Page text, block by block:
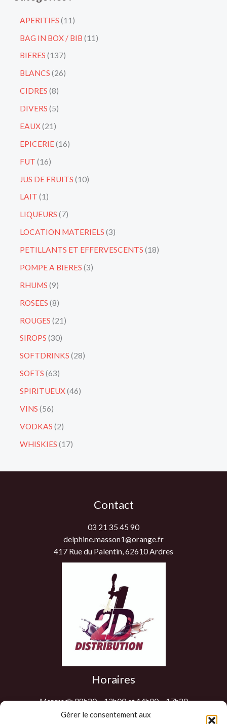
Gérer le consentement aux
APERITIFS 11
BAG IN BOX / BIB 11
BIERES 137
BLANCS 26
CIDRES 8
DIVERS 5
EAUX 21
EPICERIE 16
FUT 16
JUS DE FRUITS 10
LAIT 1
LIQUEURS 7
LOCATION MATERIELS 3
PETILLANTS ET EFFERVESCENTS 18
POMPE A BIERES 3
RHUMS 9
ROSEES 8
ROUGES 21
SIROPS 30
SOFTDRINKS 28
SOFTS 63
SPIRITUEUX 46
VINS 56
VODKAS 2
WHISKIES 17
Contact
03 21 35 45 90
delphine.masson1@orange.fr
417 Rue du Palentin, 62610 Ardres
Horaires
Mercredi: 08h30 – 12h00 et 14h00 – 17h30
Jeudi: 08h30 – 12h00 et 14h00 – 17h30